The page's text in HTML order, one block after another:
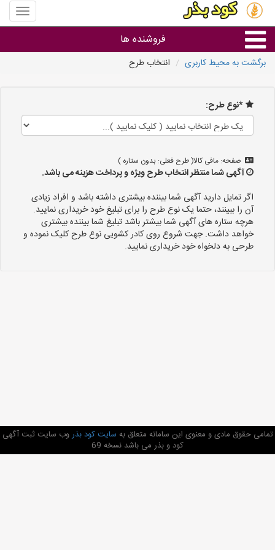
منوی
سایت
بذر
فروشنده ها
استان ها
برگشت به محیط کاربری انتخاب طرح
*نوع طرح:
صفحه: مافی کالا( طرح فعلی: بدون ستاره )
آگهی شما منتظر انتخاب طرح ویژه و پرداخت هزینه می باشد.
اگر تمایل دارید آگهی شما بیننده بیشتری داشته باشد و افراد زیادی
آن را ببینند، حتما یک نوع طرح را برای تبلیغ خود خریداری نمایید.
هرچه ستاره های آگهی شما بیشتر باشد تبلیغ شما بیننده بیشتری
خواهد داشت. جهت شروع روی کادر کشویی نوع طرح کلیک نموده و
طرحی به دلخواه خود خریداری نمایید.
تمامی حقوق مادی و معنوی این سامانه متعلق به سایت کود بذروب سایت ثبت آگهی
کود و بذر می باشد نسخه 69